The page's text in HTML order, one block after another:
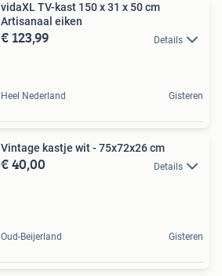
vidaXL TV-kast 150 x 31 x 50 cm
Artisanaal eiken
€ 123,99 Details
Heel Nederland Gisteren
Vintage kastje wit - 75x72x26 cm
€ 40,00 Details
Oud-Beijerland Gisteren